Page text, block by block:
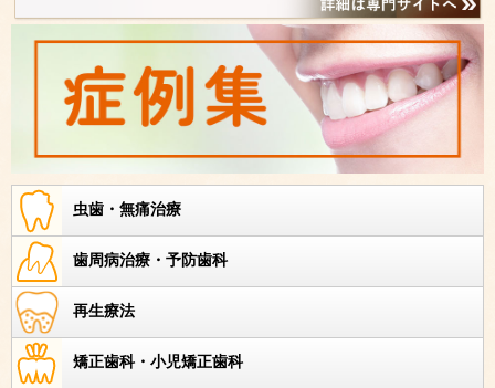
虫歯・無痛治療
歯周病治療・予防歯科
再生療法
矯正歯科・小児矯正歯科